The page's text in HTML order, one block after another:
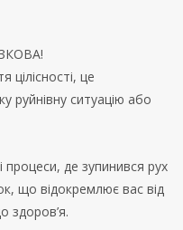
цілісності, це
руйнівну ситуацію або
процеси, де зупинився рух
що відокремлює вас від
здоров’я.